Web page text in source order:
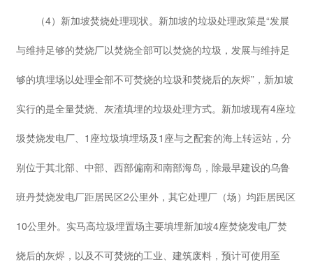
（4）新加坡焚烧处理现状。新加坡的垃圾处理政策是“发展
与维持足够的焚烧厂以焚烧全部可以焚烧的垃圾，发展与维持足
够的填埋场以处理全部不可焚烧的垃圾和焚烧后的灰烬”，新加坡
实行的是全量焚烧、灰渣填埋的垃圾处理方式。新加坡现有4座垃
圾焚烧发电厂、1座垃圾填埋场及1座与之配套的海上转运站，分
别位于其北部、中部、西部偏南和南部海岛，除最早建设的乌鲁
班丹焚烧发电厂距居民区2公里外，其它处理厂（场）均距居民区
10公里外。实马高垃圾埋置场主要填埋新加坡4座焚烧发电厂焚
烧后的灰烬，以及不可焚烧的工业、建筑废料，预计可使用至